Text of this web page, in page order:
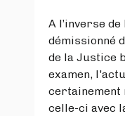
A l’inverse
démissionné
de la Justice
examen,
certainement
celle-ci avec